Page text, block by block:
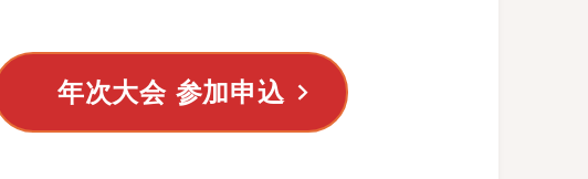
年次大会 参加申込